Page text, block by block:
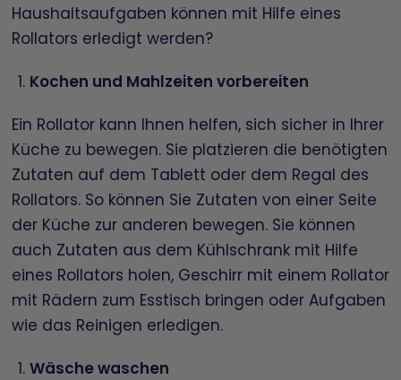
Haushaltsaufgaben können mit Hilfe eines
Rollators erledigt werden?
Kochen und Mahlzeiten vorbereiten
Ein Rollator kann Ihnen helfen, sich sicher in Ihrer
Küche zu bewegen. Sie platzieren die benötigten
Zutaten auf dem Tablett oder dem Regal des
Rollators. So können Sie Zutaten von einer Seite
der Küche zur anderen bewegen. Sie können
auch Zutaten aus dem Kühlschrank mit Hilfe
eines Rollators holen, Geschirr mit einem Rollator
mit Rädern zum Esstisch bringen oder Aufgaben
wie das Reinigen erledigen.
Wäsche waschen